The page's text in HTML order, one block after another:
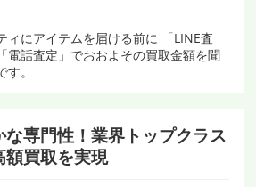
ィにアイテムを届ける前に 「LINE査
電話査定」でおおよその買取金額を聞
。
専門性！ 業界トップクラス
額買取を実現